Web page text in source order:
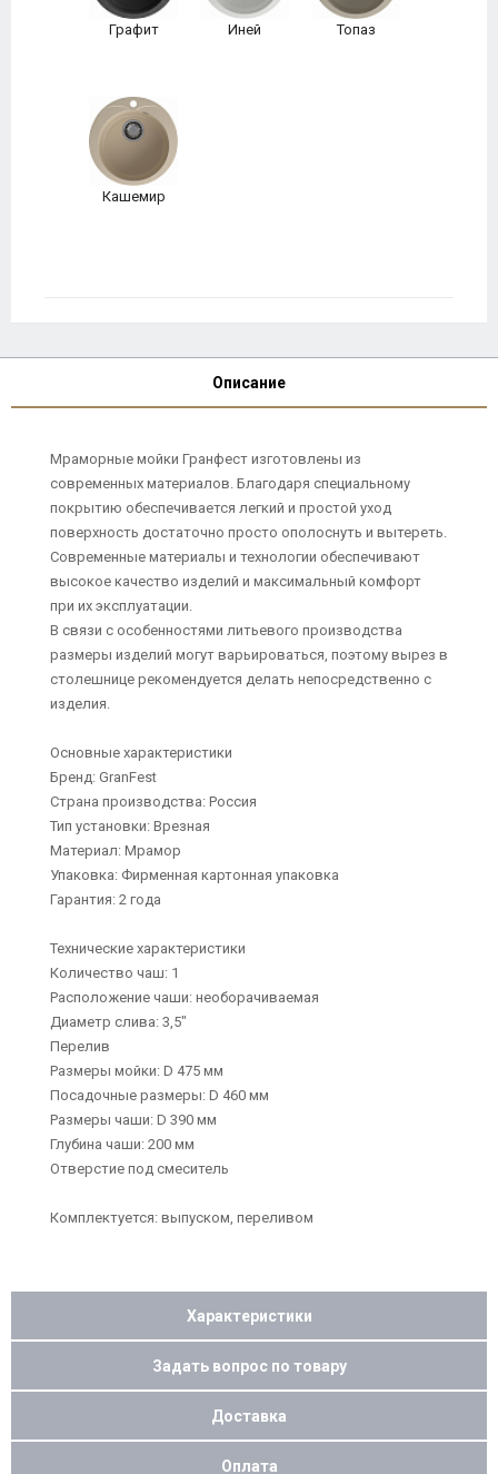
Графит Иней Топаз
Кашемир
Описание
Мраморные мойки Гранфест изготовлены из
современных материалов. Благодаря специальному
покрытию обеспечивается легкий и простой уход
поверхность достаточно просто ополоснуть и вытереть.
Современные материалы и технологии обеспечивают
высокое качество изделий и максимальный комфорт
при их эксплуатации.
В связи с особенностями литьевого производства
размеры изделий могут варьироваться, поэтому вырез в
столешнице рекомендуется делать непосредственно с
изделия.
Основные характеристики
Бренд: GranFest
Страна производства: Россия
Тип установки: Врезная
Материал: Мрамор
Упаковка: Фирменная картонная упаковка
Гарантия: 2 года
Технические характеристики
Количество чаш: 1
Расположение чаши: необорачиваемая
Диаметр слива: 3,5"
Перелив
Размеры мойки: D 475 мм
Посадочные размеры: D 460 мм
Размеры чаши: D 390 мм
Глубина чаши: 200 мм
Отверстие под смеситель
Комплектуется: выпуском, переливом
Характеристики
Задать вопрос по товару
Доставка
Оплата